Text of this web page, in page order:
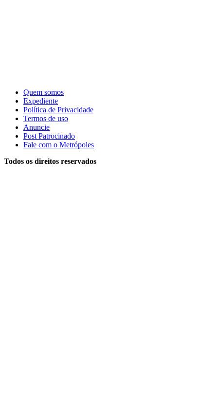
Quem somos
Expediente
Política de Privacidade
Termos de uso
Anuncie
Post Patrocinado
Fale com o Metrópoles
Todos os direitos reservados